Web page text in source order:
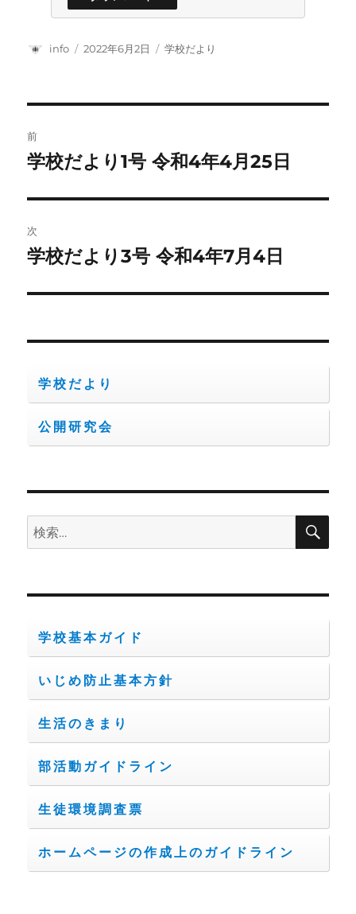
投
info
投
2022年6月2日
カ
学校だより
稿
ビ
ゲ
ー
ン
前
前
投
稿:
学校だより1号 令和4年4月25日
次
次
投
学校だより3号 令和4年7月4日
学校だより
公開研究会
検
索:
検
学校基本ガイド
いじめ防止基本方針
生活のきまり
部活動ガイドライン
生徒環境調査票
ホームページの作成上のガイドライン